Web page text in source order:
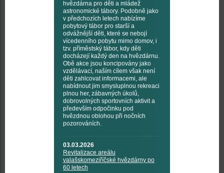
hvězdárna pro děti a mládež
astronomické tábory. Podobně jako
v předchozích letech nabízíme
pobytový tábor pro starší a
odvážnější děti, které se nebojí
vícedenního pobytu mimo domov, i
tzv. příměstský tábor, kdy děti
docházejí každý den na hvězdárnu.
Obě akce jsou koncipovány jako
vzdělávací, naším cílem však není
děti zahlcovat informacemi, ale
nabídnout jim smysluplnou rekreaci
plnou her, zábavných úkolů,
dobrovolných sportovních aktivit a
především odpočinku pod
hvězdnou oblohou při nočních
pozorováních.
03.03.2026
Revitalizace areálu
valašskomeziříčské hvězdárny po
60 letech